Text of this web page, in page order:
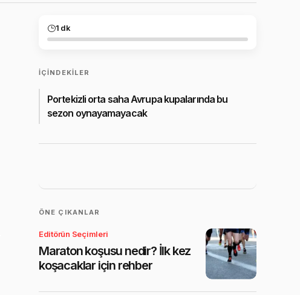
1 dk
İÇINDEKILER
Portekizli orta saha Avrupa kupalarında bu
sezon oynayamayacak
ÖNE ÇIKANLAR
Editörün Seçimleri
Maraton koşusu nedir? İlk kez
koşacaklar için rehber